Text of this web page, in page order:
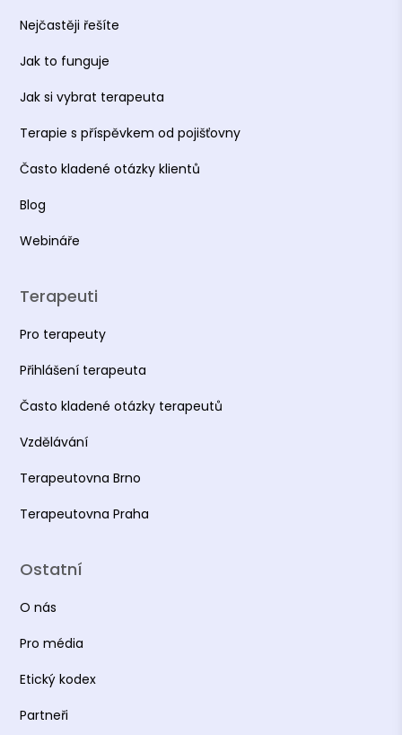
Nejčastěji řešíte
Jak to funguje
Jak si vybrat terapeuta
Terapie s příspěvkem od pojišťovny
Často kladené otázky klientů
Blog
Webináře
Terapeuti
Pro terapeuty
Přihlášení terapeuta
Často kladené otázky terapeutů
Vzdělávání
Terapeutovna Brno
Terapeutovna Praha
Ostatní
O nás
Pro média
Etický kodex
Partneři